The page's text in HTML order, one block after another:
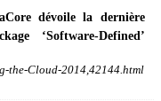
dévoile la dernière
‘Software-Defined’
the-Cloud-2014,42144.html